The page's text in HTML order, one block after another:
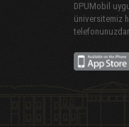
DPUMobil
üniversitemiz